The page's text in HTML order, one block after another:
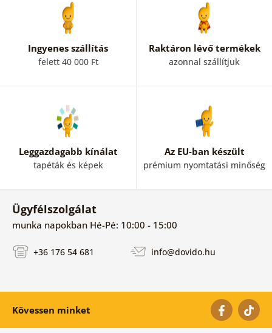
Ingyenes szállítás
felett 40 000 Ft
Raktáron lévő termékek
azonnal szállítjuk
Leggazdagabb kínálat
tapéták és képek
Az EU-ban készült
prémium nyomtatási minőség
Ügyfélszolgálat
munka napokban Hé-Pé: 10:00 - 15:00
+36 176 54 681 info@dovido.hu
Kövessen minket